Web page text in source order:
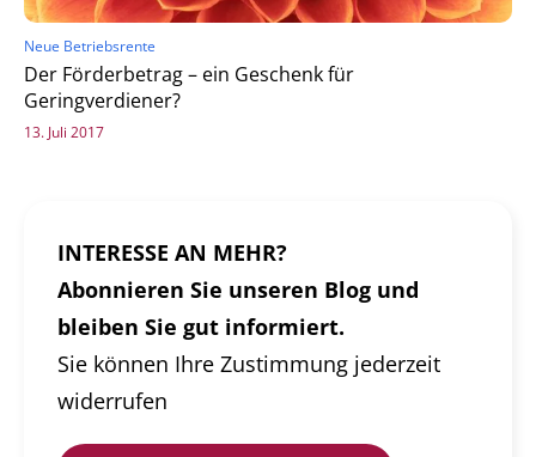
Neue Betriebsrente
Der Förderbetrag – ein Geschenk für
Geringverdiener?
13. Juli 2017
INTERESSE AN MEHR?
Abonnieren Sie unseren Blog und
bleiben Sie gut informiert.
Sie können Ihre Zustimmung jederzeit
widerrufen